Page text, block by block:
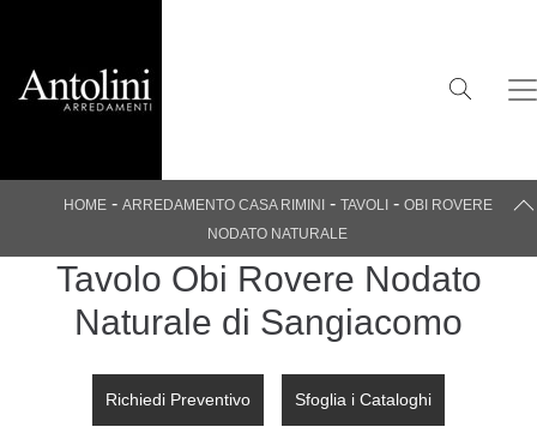
HOME- ARREDAMENTO CASA RIMINI - TAVOLI - OBI ROVERE
NODATO NATURALE
Tavolo Obi Rovere Nodato
Naturale di Sangiacomo
Richiedi Preventivo Sfoglia i Cataloghi